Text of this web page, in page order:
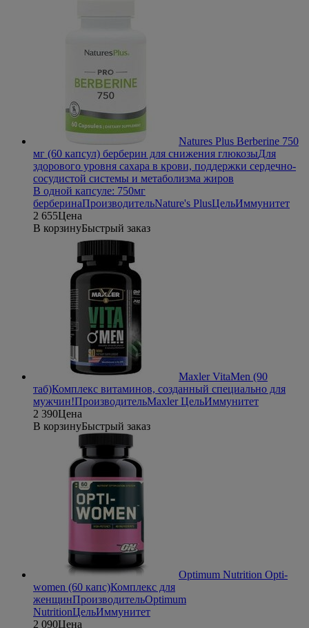
Natures Plus Berberine 750
мг (60 капсул) берберин для снижения глюкозыДля
здорового уровня сахара в крови, поддержки сердечно-
сосудистой системы и метаболизма жиров
В одной капсуле: 750мг
берберинаПроизводительNature's PlusЦельИммунитет
2 655Цена
В корзинуБыстрый заказ
Maxler VitaMen (90
таб)Комплекс витаминов, созданный специально для
мужчин!ПроизводительMaxler ЦельИммунитет
2 390Цена
В корзинуБыстрый заказ
Optimum Nutrition Opti-
women (60 капс)Комплекс для
женщинПроизводительOptimum
NutritionЦельИммунитет
2 090Цена